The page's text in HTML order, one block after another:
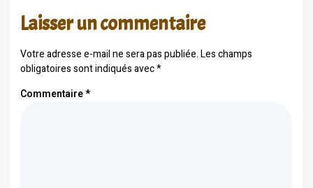
Laisser un commentaire
Votre adresse e-mail ne sera pas publiée.Les champs
obligatoires sont indiqués avec*
Commentaire*